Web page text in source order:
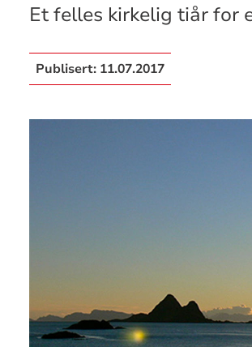
Et felles kirkelig tiår for
Publisert: 11.07.2017